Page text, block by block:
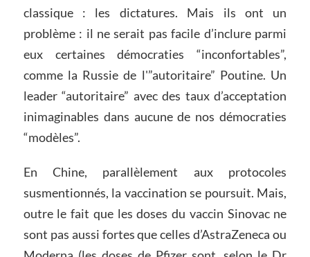
classique : les dictatures. Mais ils ont un
problème : il ne serait pas facile d’inclure parmi
eux certaines démocraties “inconfortables”,
comme la Russie de l'”autoritaire” Poutine. Un
leader “autoritaire” avec des taux d’acceptation
inimaginables dans aucune de nos démocraties
“modèles”.
En Chine, parallèlement aux protocoles
susmentionnés, la vaccination se poursuit. Mais,
outre le fait que les doses du vaccin Sinovac ne
sont pas aussi fortes que celles d’AstraZeneca ou